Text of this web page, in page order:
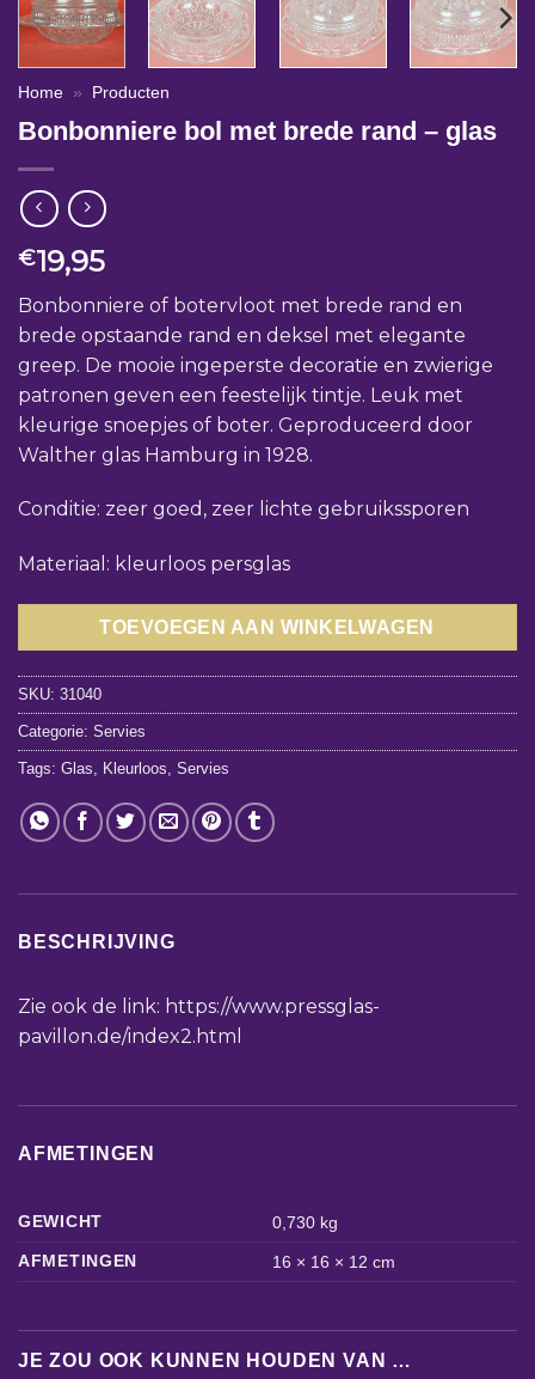
Home » Producten
Bonbonniere bol met brede rand – glas
€19,95
Bonbonniere of botervloot met brede rand en
brede opstaande rand en deksel met elegante
greep. De mooie ingeperste decoratie en zwierige
patronen geven een feestelijk tintje. Leuk met
kleurige snoepjes of boter. Geproduceerd door
Walther glas Hamburg in 1928.
Conditie: zeer goed, zeer lichte gebruikssporen
Materiaal: kleurloos persglas
TOEVOEGEN AAN WINKELWAGEN
SKU: 31040
Categorie: Servies
Tags: Glas Kleurloos Servies
BESCHRIJVING
Zie ook de link: https://www.pressglas-
pavillon.de/index2.html
AFMETINGEN
GEWICHT
0,730 kg
AFMETINGEN
16 × 16 × 12 cm
JE ZOU OOK KUNNEN HOUDEN VAN …